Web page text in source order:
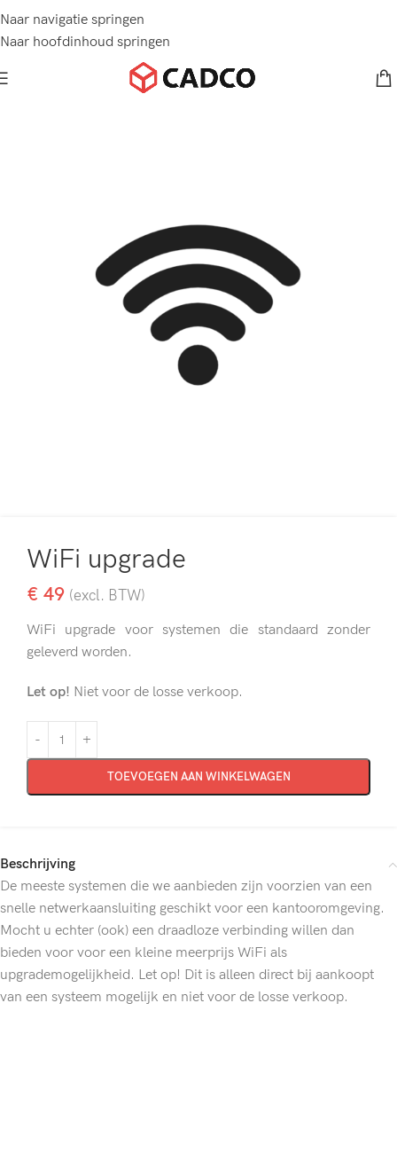
Naar navigatie springen
Naar hoofdinhoud springen
WiFi upgrade
€ 49 (excl. BTW)
WiFi upgrade voor systemen die standaard zonder
geleverd worden.
Let op! Niet voor de losse verkoop.
TOEVOEGEN AAN WINKELWAGEN
Beschrijving
De meeste systemen die we aanbieden zijn voorzien van een
snelle netwerkaansluiting geschikt voor een kantooromgeving.
Mocht u echter (ook) een draadloze verbinding willen dan
bieden voor voor een kleine meerprijs WiFi als
upgrademogelijkheid. Let op! Dit is alleen direct bij aankoopt
van een systeem mogelijk en niet voor de losse verkoop.